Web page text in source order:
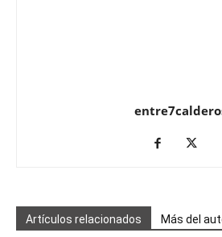
Artículos relacionados Más del